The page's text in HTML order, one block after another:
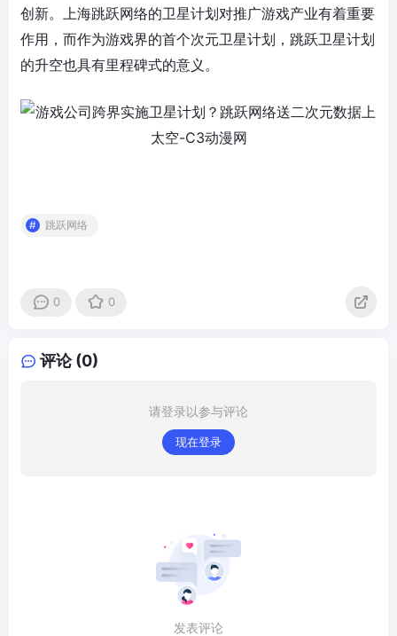
创新。上海跳跃网络的卫星计划对推广游戏产业有着重要
作用，而作为游戏界的首个次元卫星计划，跳跃卫星计划
的升空也具有里程碑式的意义。
跳跃网络
0 0
评论 (0)
请登录以参与评论
现在登录
发表评论